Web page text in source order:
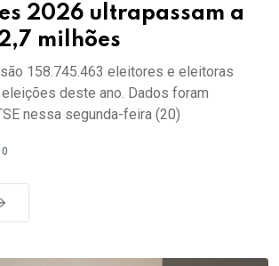
2026 ultrapassam a
milhões
158.745.463 eleitores e eleitoras
deste ano. Dados foram
nessa segunda-feira (20)